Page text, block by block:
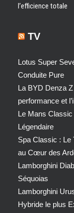
l’efficience totale
TV
Lotus Super
Conduite Pure
La BYD Denza
performance et
Le Mans Classic
Légendaire
Spa Classic : Le
au Cœur des
Lamborghini
Séquoias
Lamborghini
Hybride le plus